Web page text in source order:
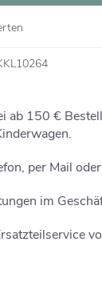
ab 150 €
per Mail
im